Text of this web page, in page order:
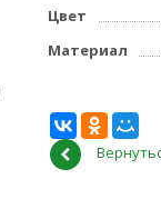
Цвет
Материал